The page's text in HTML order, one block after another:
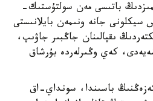
باتىسى مەن سولتۇستىك-
سيكلونى جانە ونىمەن بايلانىستى
ىقپالىنان جاڭبىر جاۋىپ،
كەي وڭىرلەردە بۇرشاق
باسىندا، سونداي-اق